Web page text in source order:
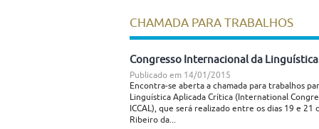
CHAMADA PARA TRABALHOS
Congresso Internacional da
Publicado em 14/01/2015
Encontra-se aberta a chamada para trabalhos
Linguística Aplicada Crítica (International
ICCAL), que será realizado entre os dias 19 e
Ribeiro da...